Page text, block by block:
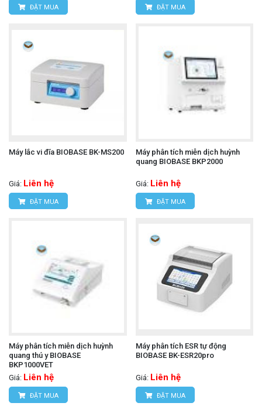
ĐẶT MUA ĐẶT MUA
Máy lắc vi đĩa BIOBASE BK-MS200
Giá: Liên hệ
ĐẶT MUA
Máy phân tích miễn dịch huỳnh
quang BIOBASE BKP2000
Giá: Liên hệ
ĐẶT MUA
Máy phân tích miễn dịch huỳnh
quang thú y BIOBASE
BKP1000VET
Giá: Liên hệ
ĐẶT MUA
Máy phân tích ESR tự động
BIOBASE BK-ESR20pro
Giá: Liên hệ
ĐẶT MUA